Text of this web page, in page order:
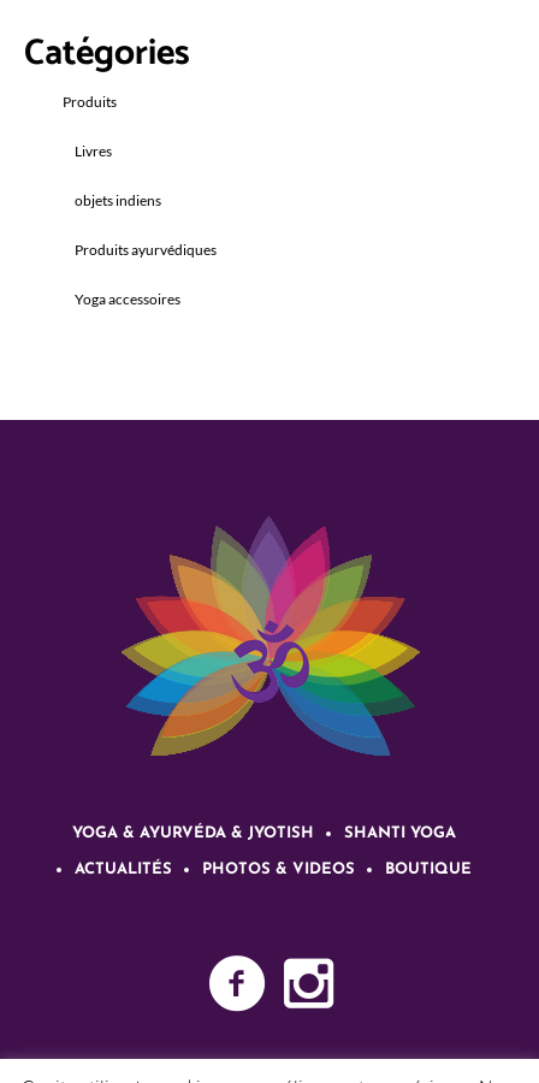
Catégories
Produits
Livres
objets indiens
Produits ayurvédiques
Yoga accessoires
YOGA & AYURVÉDA & JYOTISH SHANTI YOGA
ACTUALITÉS PHOTOS & VIDEOS BOUTIQUE